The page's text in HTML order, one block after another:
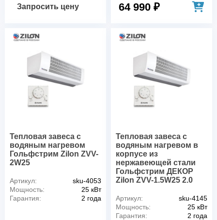
Запросить цену 64 990 ₽
Тепловая завеса c
водяным нагревом
Гольфстрим Zilon ZVV-
2W25
Артикул:
sku-4053
Мощность:
25 кВт
Гарантия:
2 года
Тепловая завеса с
водяным нагревом в
корпусе из
нержавеющей стали
Гольфстрим ДЕКОР
Zilon ZVV-1.5W25 2.0
Артикул:
sku-4145
Мощность:
25 кВт
Гарантия:
2 года